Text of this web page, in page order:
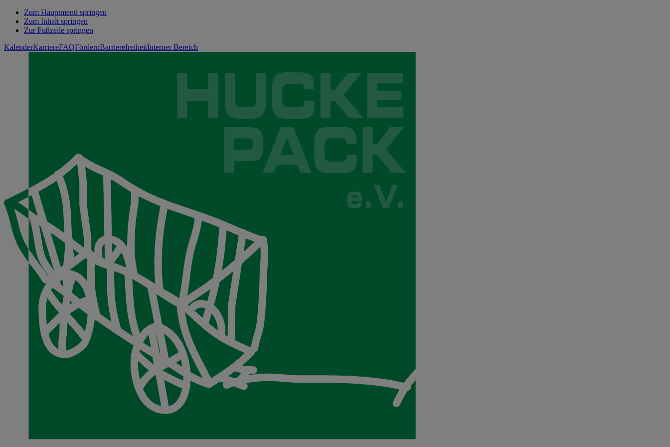
Zum Hauptmenü springen
Zum Inhalt springen
Zur Fußzeile springen
KalenderKarriereFAQFördernBarrierefreiheitInterner Bereich